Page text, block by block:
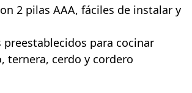
2 pilas AAA, fáciles de instalar y
preestablecidos para cocinar
ternera, cerdo y cordero